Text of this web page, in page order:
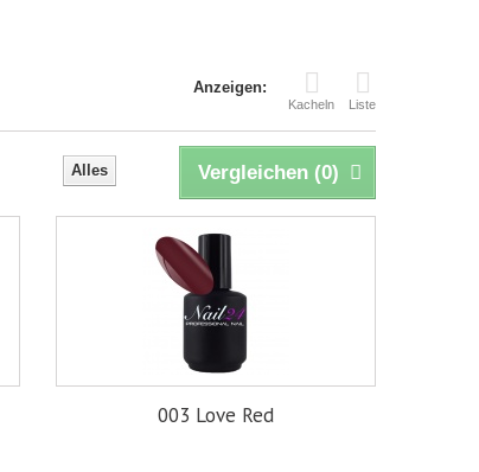
Anzeigen:
Kacheln Liste
Vergleichen (0)
Alles
003 Love Red